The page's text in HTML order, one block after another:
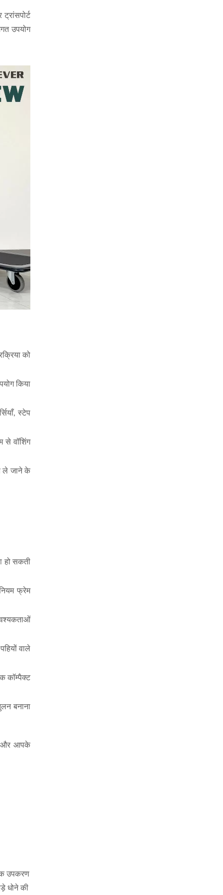
उपयोग
को
किया
स्टेप
से वॉशिंग
ले जाने के
हो सकती
फ्रेम
वाले
कॉम्पैक्ट
बनाना
और आपके
उपकरण
धोने की